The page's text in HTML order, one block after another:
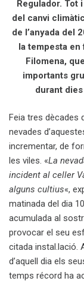
Regulador. Tot
del canvi
de l’anyada del
la tempesta
Filomena,
importants
durant
Feia tres dècades
nevades
incrementar, de
les viles. «La
incident al celler
alguns cultius«,
matinada del dia
acumulada al
provocar el seu
citada instal.lació.
d’aquell dia els
temps récord ha